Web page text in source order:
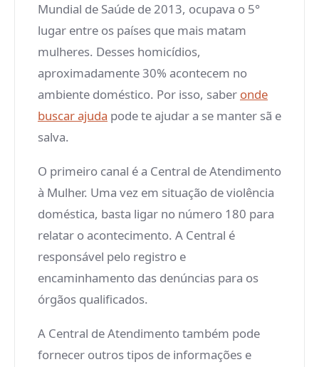
Mundial de Saúde de 2013, ocupava o 5°
lugar entre os países que mais matam
mulheres. Desses homicídios,
aproximadamente 30% acontecem no
ambiente doméstico. Por isso, saber onde
buscar ajuda pode te ajudar a se manter sã e
salva.
O primeiro canal é a Central de Atendimento
à Mulher. Uma vez em situação de violência
doméstica, basta ligar no número 180 para
relatar o acontecimento. A Central é
responsável pelo registro e
encaminhamento das denúncias para os
órgãos qualificados.
A Central de Atendimento também pode
fornecer outros tipos de informações e